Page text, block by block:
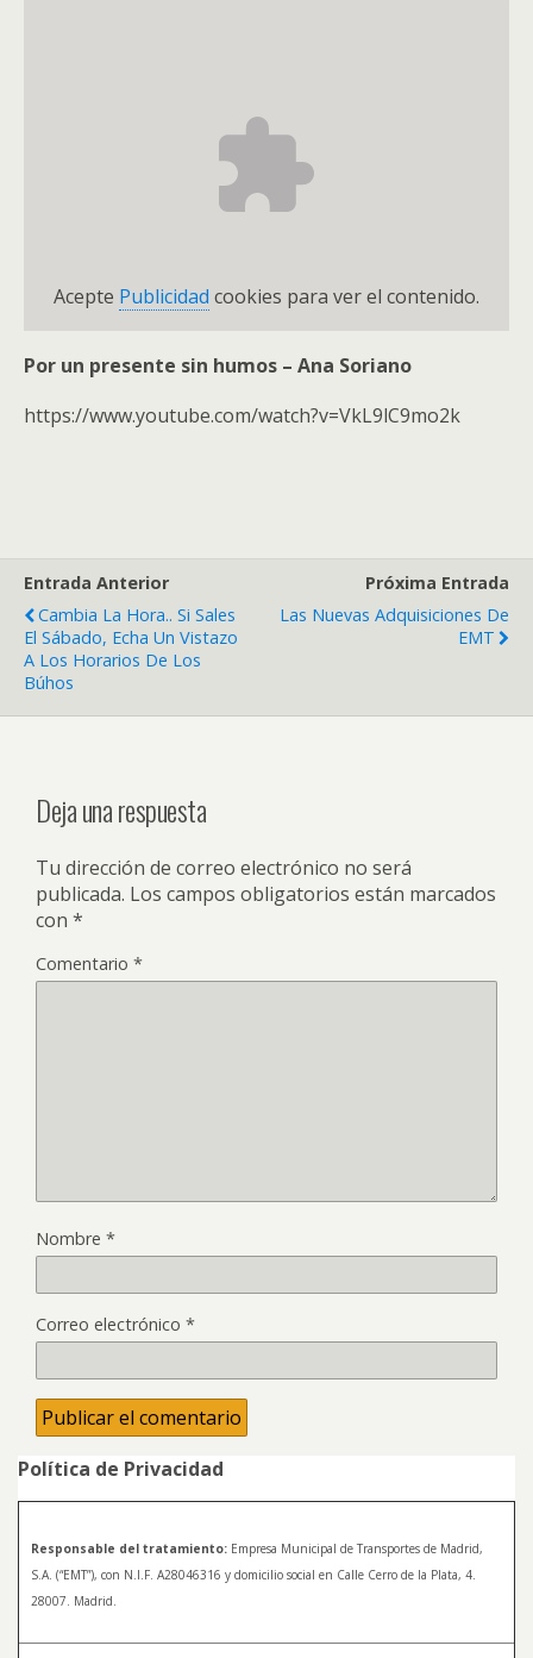
Acepte Publicidad cookies para ver el contenido.
Por un presente sin humos – Ana Soriano
https://www.youtube.com/watch?v=VkL9lC9mo2k
Entrada Anterior
Cambia La Hora.. Si Sales
El Sábado, Echa Un Vistazo
A Los Horarios De Los
Búhos
Próxima Entrada
Las Nuevas Adquisiciones De
EMT
Deja una respuesta
Tu dirección de correo electrónico no será
publicada. Los campos obligatorios están marcados
con *
Comentario *
Nombre *
Correo electrónico *
Política de Privacidad
Responsable del tratamiento: Empresa Municipal de Transportes de Madrid,
S.A. (“EMT”), con N.I.F. A28046316 y domicilio social en Calle Cerro de la Plata, 4.
28007. Madrid.